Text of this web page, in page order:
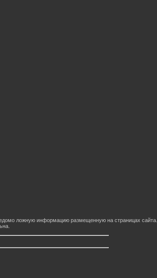
ложную информацию размещенную на страницах сайта.